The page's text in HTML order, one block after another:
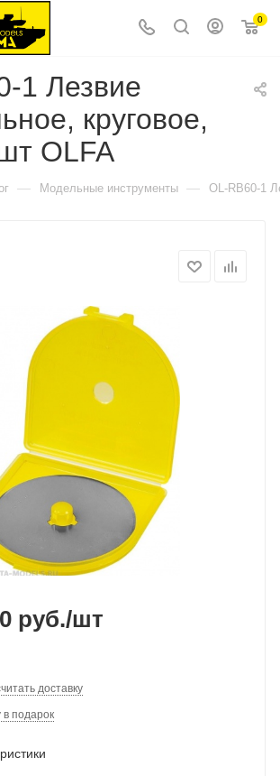
0
1 Лезвие
круговое,
OLFA
— Модельные инструменты — OL-RB60-1
руб./шт
доставку
в подарок